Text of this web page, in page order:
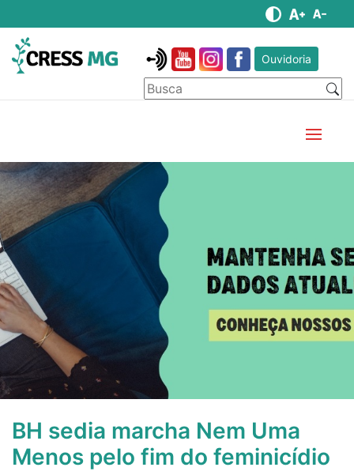
Ouvidoria
BH sedia marcha Nem Uma
Menos pelo fim do feminicídio